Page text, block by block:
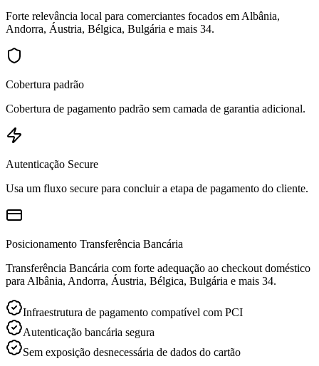
Forte relevância local para comerciantes focados em Albânia,
Andorra, Áustria, Bélgica, Bulgária e mais 34.
Cobertura padrão
Cobertura de pagamento padrão sem camada de garantia adicional.
Autenticação Secure
Usa um fluxo secure para concluir a etapa de pagamento do cliente.
Posicionamento Transferência Bancária
Transferência Bancária com forte adequação ao checkout doméstico
para Albânia, Andorra, Áustria, Bélgica, Bulgária e mais 34.
Infraestrutura de pagamento compatível com PCI
Autenticação bancária segura
Sem exposição desnecessária de dados do cartão